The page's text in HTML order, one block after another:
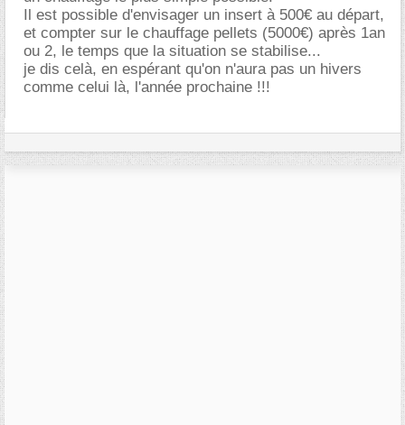
Il est possible d'envisager un insert à 500€ au départ,
et compter sur le chauffage pellets (5000€) après 1an
ou 2, le temps que la situation se stabilise...
je dis celà, en espérant qu'on n'aura pas un hivers
comme celui là, l'année prochaine !!!